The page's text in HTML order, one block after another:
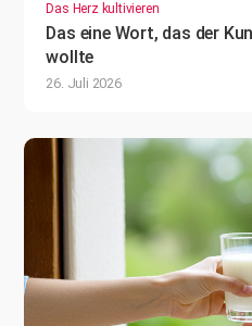
Das Herz kultivieren
Das eine Wort, das der
wollte
26. Juli 2026